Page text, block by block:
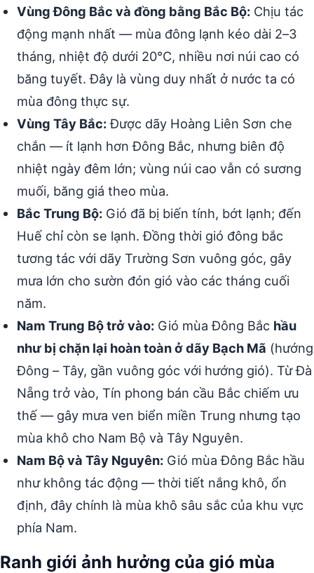
Vùng Đông Bắc và đồng bằng Bắc Bộ: Chịu tác
động mạnh nhất — mùa đông lạnh kéo dài 2–3
tháng, nhiệt độ dưới 20°C, nhiều nơi núi cao có
băng tuyết. Đây là vùng duy nhất ở nước ta có
mùa đông thực sự.
Vùng Tây Bắc:Được dãy Hoàng Liên Sơn che
chắn — ít lạnh hơn Đông Bắc, nhưng biên độ
nhiệt ngày đêm lớn; vùng núi cao vẫn có sương
muối, băng giá theo mùa.
Bắc Trung Bộ: Gió đã bị biến tính, bớt lạnh; đến
Huế chỉ còn se lạnh. Đồng thời gió đông bắc
tương tác với dãy Trường Sơn vuông góc, gây
mưa lớn cho sườn đón gió vào các tháng cuối
năm.
Nam Trung Bộ trở vào: Gió mùa Đông Bắc hầu
như bị chặn lại hoàn toàn ở dãy Bạch Mã (hướng
Đông – Tây, gần vuông góc với hướng gió). Từ Đà
Nẵng trở vào, Tín phong bán cầu Bắc chiếm ưu
thế — gây mưa ven biển miền Trung nhưng tạo
mùa khô cho Nam Bộ và Tây Nguyên.
Nam Bộ và Tây Nguyên: Gió mùa Đông Bắc hầu
như không tác động — thời tiết nắng khô, ổn
định, đây chính là mùa khô sâu sắc của khu vực
phía Nam.
Ranh giới ảnh hưởng của gió mùa